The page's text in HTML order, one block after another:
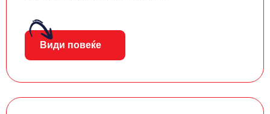
Види повеќе